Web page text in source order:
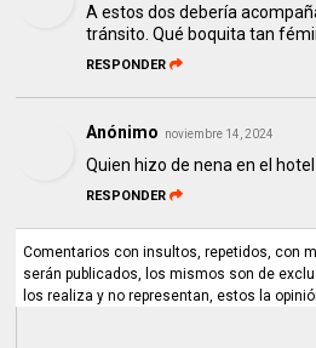
A estos dos debería
tránsito. Qué boquita tan
RESPONDER
Anónimo noviembre 14, 2024
Quien hizo de nena en el
RESPONDER
Comentarios con insultos, repetidos, con
serán publicados, los mismos son de
los realiza y no representan, estos la